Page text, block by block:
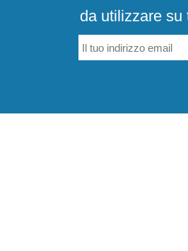
da utilizzare su